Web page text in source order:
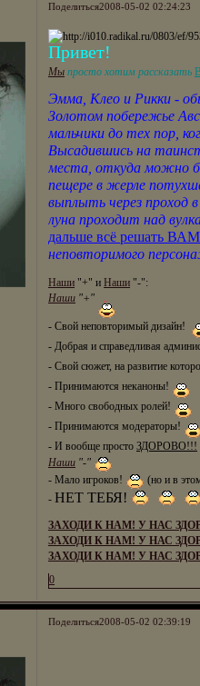
Поделиться2008-05-02 02:24:23
Привет!
Мы просто хотим рассказать
Эмма, Клео и Рикки -
Золотом побережье
мальчики до тех пор,
Высадившись на
места, откуда можно
пещере в жерле
выплыть через проход
луна проходит над
дальше всё решать
неповторимого
Наши "+" иНаши "-":
Наши "+"
- Свой неповторимый дизайн!
- Добрая и справедливая
- Свой сюжет, на развитие
- Принимаются неканоны!
- Много свободных ролей!
- Принимаются модераторы!
- И вообще простоЗДОРОВО!!!
Наши "-"
- Мало игроков!
(но и в
- НЕТ ТЕБЯ!
ЗАХОДИ К НАМ! У НАС
ЗАХОДИ К НАМ! У НАС
ЗАХОДИ К НАМ! У НАС
0
Поделиться2008-05-02 02:39:19